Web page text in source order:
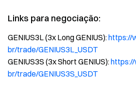
Links para negociação:
GENIUS3L (3x Long GENIUS):https://
br/trade/GENIUS3L_USDT
GENIUS3S (3x Short GENIUS):
br/trade/GENIUS3S_USDT